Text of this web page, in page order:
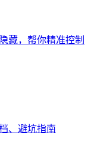
藏，帮你精准控制
、避坑指南